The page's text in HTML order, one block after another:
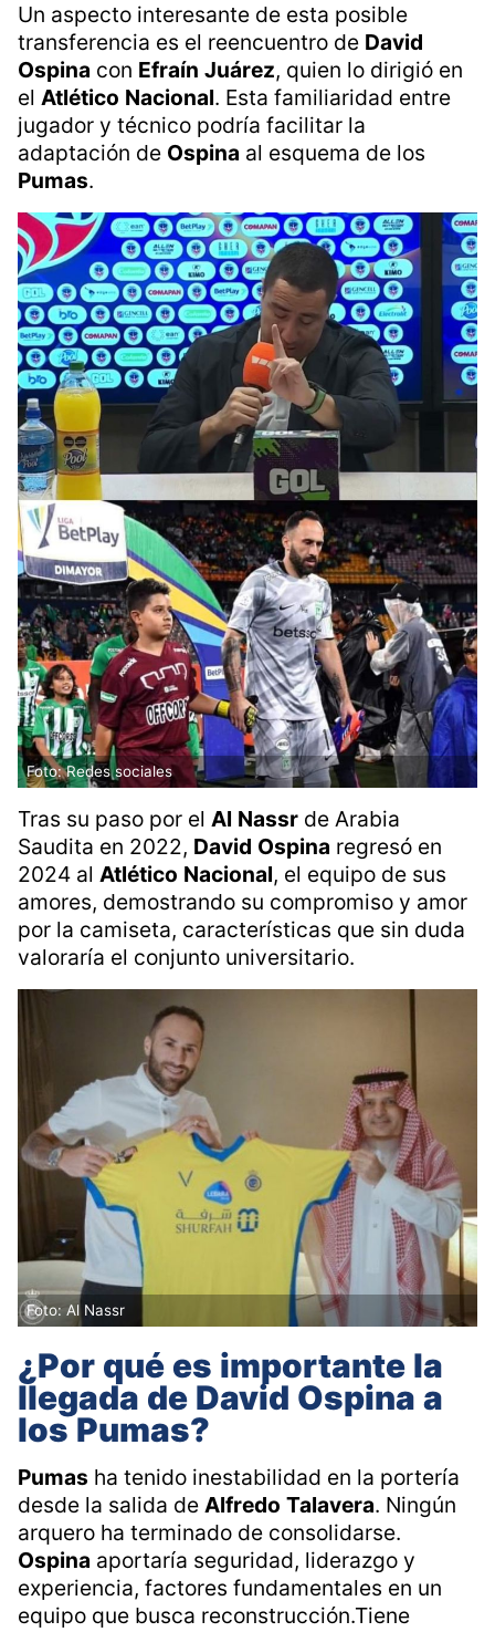
Un aspecto interesante de esta posible
transferencia es el reencuentro de David
Ospina con Efraín Juárez, quien lo dirigió en
el Atlético Nacional. Esta familiaridad entre
jugador y técnico podría facilitar la
adaptación de Ospina al esquema de los
Pumas.
Foto: Redes sociales
Tras su paso por el Al Nassr de Arabia
Saudita en 2022, David Ospina regresó en
2024 al Atlético Nacional, el equipo de sus
amores, demostrando su compromiso y amor
por la camiseta, características que sin duda
valoraría el conjunto universitario.
Foto: Al Nassr
¿Por qué es importante la
llegada de David Ospina a
los Pumas?
Pumas ha tenido inestabilidad en la portería
desde la salida de Alfredo Talavera. Ningún
arquero ha terminado de consolidarse.
Ospina aportaría seguridad, liderazgo y
experiencia, factores fundamentales en un
equipo que busca reconstrucción.Tiene